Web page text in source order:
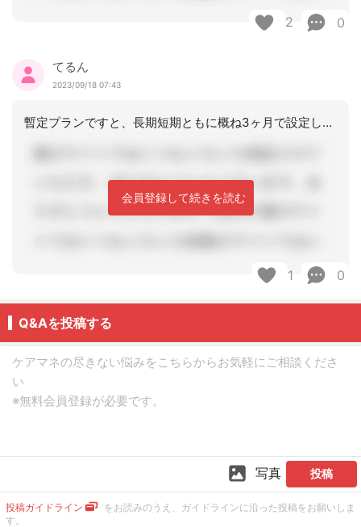
2 0
てるん
2023/09/18 07:43
暫定プランですと、長期短期ともに概ね3ヶ月で設定しますね。
会員登録して続きを読む
1 0
Q&Aを投稿する
写真 投稿
投稿ガイドライン
をお読みのうえ、ガイドラインに沿った投稿をお願いしま
す。